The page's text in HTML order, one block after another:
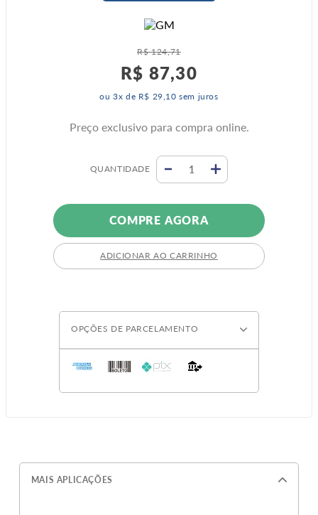
R$ 124,71
R$ 87,30
ou3x de R$ 29 10 sem juros
Preço exclusivo para compra online.
QUANTIDADE
COMPRE AGORA
ADICIONAR AO CARRINHO
OPÇÕES DE PARCELAMENTO
MAIS APLICAÇÕES